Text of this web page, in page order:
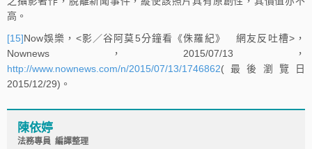
高。
[15]Now娛樂，<影／谷阿莫5分鐘看《侏羅紀》 網友反吐槽>，
Nownews，2015/07/13，
http://www.nownews.com/n/2015/07/13/1746862(最後瀏覽日
2015/12/29)。
陳依婷
法務專員 編譯整理